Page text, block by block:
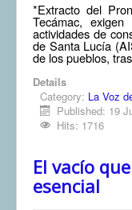
*Extracto del
Tecámac,
actividades de
de Santa Lucía
de los pueblos,
Details
Category: La Voz
Published: 19
Hits: 1716
El vacío
esencial